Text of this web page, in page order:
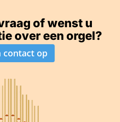
of wenst u
over een orgel?
contact op